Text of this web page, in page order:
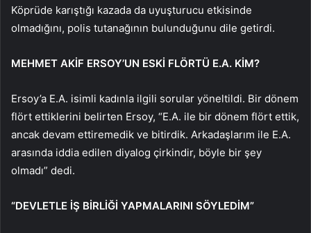
Köprüde karıştığı kazada da uyuşturucu etkisinde
olmadığını, polis tutanağının bulunduğunu dile getirdi.
MEHMET AKİF ERSOY’UN ESKİ FLÖRTÜ E.A. KİM?
Ersoy’a E.A. isimli kadınla ilgili sorular yöneltildi. Bir dönem
flört ettiklerini belirten Ersoy, “E.A. ile bir dönem flört ettik,
ancak devam ettiremedik ve bitirdik. Arkadaşlarım ile E.A.
arasında iddia edilen diyalog çirkindir, böyle bir şey
olmadı” dedi.
“DEVLETLE İŞ BİRLİĞİ YAPMALARINI SÖYLEDİM”